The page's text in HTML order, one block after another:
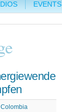
EVENTS
Colombia